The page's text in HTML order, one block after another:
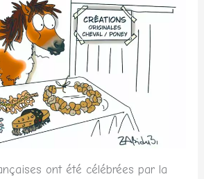
ont été célébrées par la